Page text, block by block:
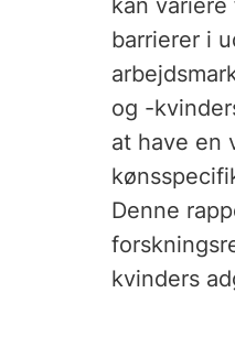
kan
barrierer i
og -
at have en
Denne
kvinders